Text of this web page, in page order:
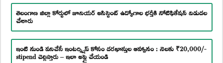
తెలంగాణ జిల్లా కోర్టులో జూనియర్ అసిస్టెంట్ ఉద్యోగాల భర్తీకి నోటిఫికేషన్ విడుదల
చేశారు
ఇంటి నుండి పనిచేసే ఇంటర్న్షిప్ కోసం దరఖాస్తుల ఆహ్వానం : నెలకు ₹20,000/-
stipend చెల్లిస్తారు – ఇలా అప్లై చేయండి